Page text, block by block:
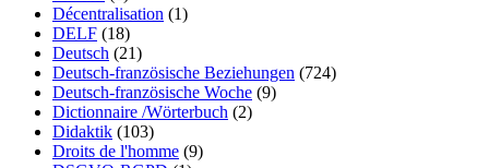
Décentralisation (1)
DELF (18)
Deutsch (21)
Deutsch-französische Beziehungen (724)
Deutsch-französische Woche (9)
Dictionnaire /Wörterbuch (2)
Didaktik (103)
Droits de l'homme (9)